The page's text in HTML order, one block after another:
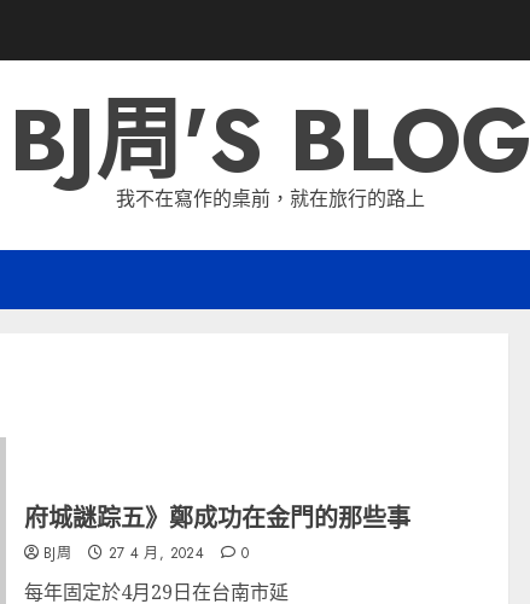
BJ周'S BLOG
我不在寫作的桌前，就在旅行的路上
府城謎踪五》鄭成功在金門的那些事
BJ周 27 4 月, 2024 0
每年固定於4月29日在台南市延